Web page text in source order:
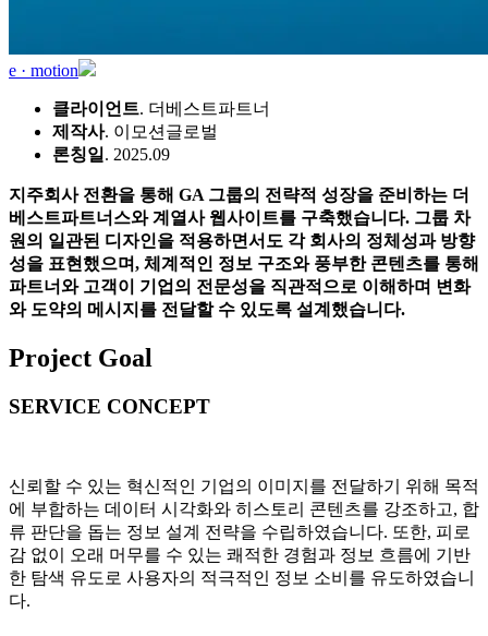
e · motion
클라이언트. 더베스트파트너
제작사. 이모션글로벌
론칭일 . 2025.09
지주회사 전환을 통해 GA 그룹의 전략적 성장을 준비하는 더
베스트파트너스와 계열사 웹사이트를 구축했습니다. 그룹 차
원의 일관된 디자인을 적용하면서도 각 회사의 정체성과 방향
성을 표현했으며, 체계적인 정보 구조와 풍부한 콘텐츠를 통해
파트너와 고객이 기업의 전문성을 직관적으로 이해하며 변화
와 도약의 메시지를 전달할 수 있도록 설계했습니다.
Project Goal
SERVICE CONCEPT
신뢰할 수 있는 혁신적인 기업의 이미지를 전달하기 위해 목적
에 부합하는 데이터 시각화와 히스토리 콘텐츠를 강조하고, 합
류 판단을 돕는 정보 설계 전략을 수립하였습니다. 또한, 피로
감 없이 오래 머무를 수 있는 쾌적한 경험과 정보 흐름에 기반
한 탐색 유도로 사용자의 적극적인 정보 소비를 유도하였습니
다.